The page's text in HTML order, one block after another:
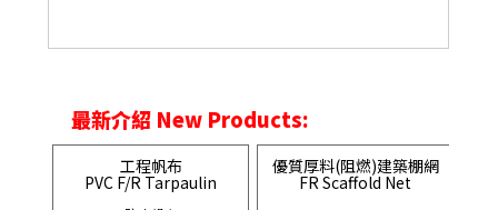
最新介紹 New Products:
工程帆布
PVC F/R Tarpaulin
優質厚料(阻燃)建築棚網
FR Scaffold Net